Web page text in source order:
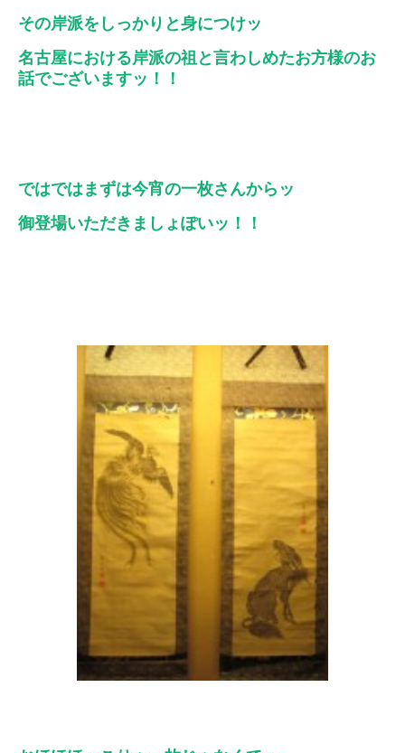
その岸派をしっかりと身につけッ
名古屋における岸派の祖と言わしめたお方様のお
話でございますッ！！
ではではまずは今宵の一枚さんからッ
御登場いただきましょぽいッ！！